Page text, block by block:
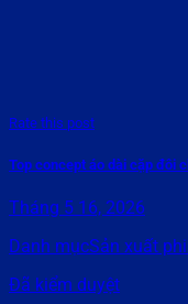
Rate this post
Top concept áo dài cặp đôi
Tháng 5 16, 2026
Danh mụcSản xuất
Đã kiểm duyệt